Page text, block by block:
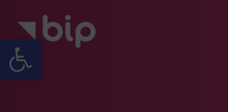
Open toolbar